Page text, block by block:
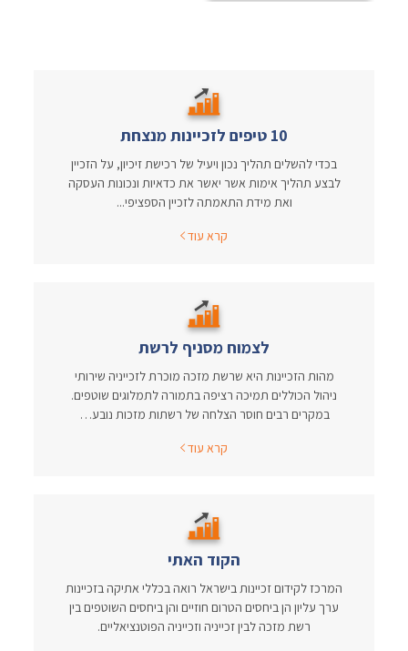
10 טיפים לזכיינות מנצחת
בכדי להשלים תהליך נכון ויעיל של רכישת זיכיון, על הזכיין
לבצע תהליך אימות אשר יאשר את כדאיות ונכונות העסקה
ואת מידת התאמתה לזכיין הספציפי...
קרא עוד
לצמוח מסניף לרשת
מהות הזכיינות היא שרשת מזכה מוכרת לזכייניה שירותי
ניהול הכוללים תמיכה רציפה בתמורה לתמלוגים שוטפים.
במקרים רבים חוסר הצלחה של רשתות מזכות נובע…
קרא עוד
הקוד האתי
המרכז לקידום זכיינות בישראל רואה בכללי אתיקה בזכיינות
ערך עליון הן ביחסים הטרום חוזיים והן ביחסים השוטפים בין
רשת מזכה לבין זכייניה וזכייניה הפוטנציאליים.